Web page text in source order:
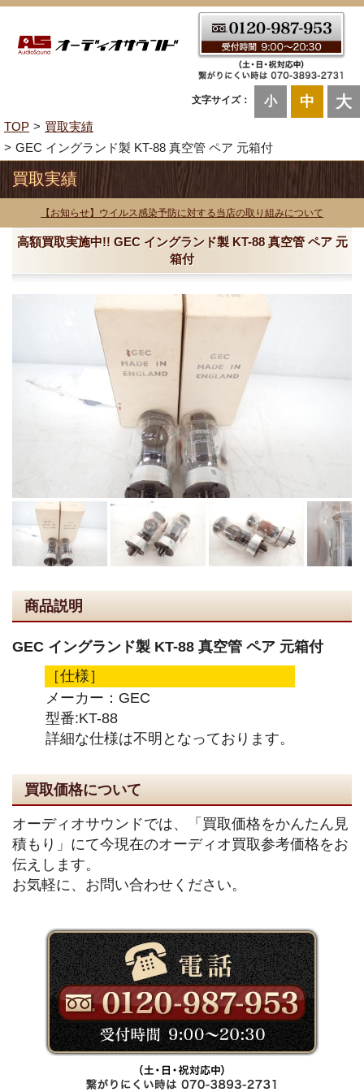
文字サイズ： 小 中 大
TOP
買取実績
GEC イングランド製 KT-88 真空管 ペア 元箱付
買取実績
【お知らせ】ウイルス感染予防に対する当店の取り組みについて
高額買取実施中!! GEC イングランド製 KT-88 真空管 ペア 元
箱付
商品説明
GEC イングランド製 KT-88 真空管 ペア 元箱付
［仕様］
メーカー：GEC
型番:KT-88
詳細な仕様は不明となっております。
買取価格について
オーディオサウンドでは、「買取価格をかんたん見
積もり」にて今現在のオーディオ買取参考価格をお
伝えします。
お気軽に、お問い合わせください。